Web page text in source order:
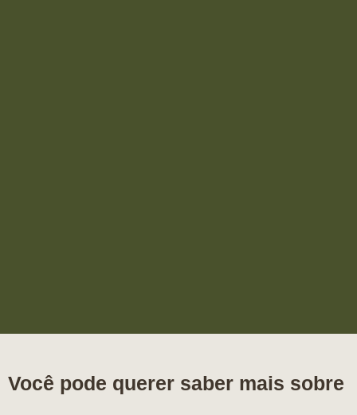
Você pode querer saber mais sobre